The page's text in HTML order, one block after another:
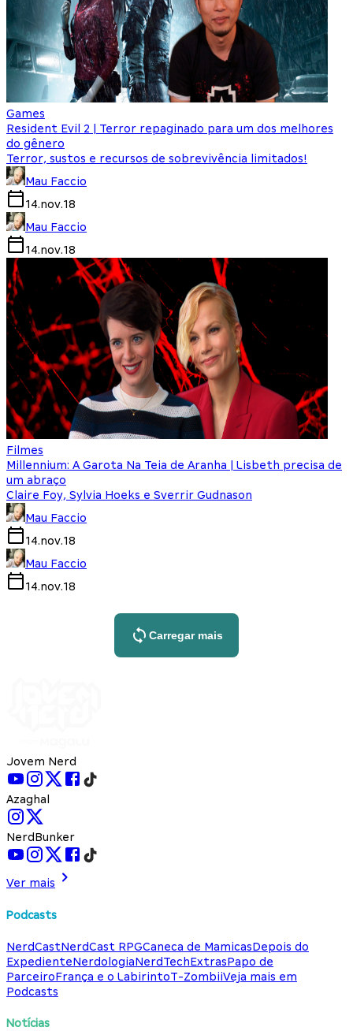
Games
Resident Evil 2 | Terror repaginado para um dos melhores
do gênero
Terror, sustos e recursos de sobrevivência limitados!
Mau Faccio
14.nov.18
Mau Faccio
14.nov.18
Filmes
Millennium: A Garota Na Teia de Aranha | Lisbeth precisa de
um abraço
Claire Foy, Sylvia Hoeks e Sverrir Gudnason
Mau Faccio
14.nov.18
Mau Faccio
14.nov.18
Carregar mais
Jovem Nerd
Azaghal
NerdBunker
Ver mais
Podcasts
NerdCastNerdCast RPGCaneca de MamicasDepois do
ExpedienteNerdologiaNerdTechExtrasPapo de
ParceiroFrança e o LabirintoT-ZombiiVeja mais em
Podcasts
Notícias